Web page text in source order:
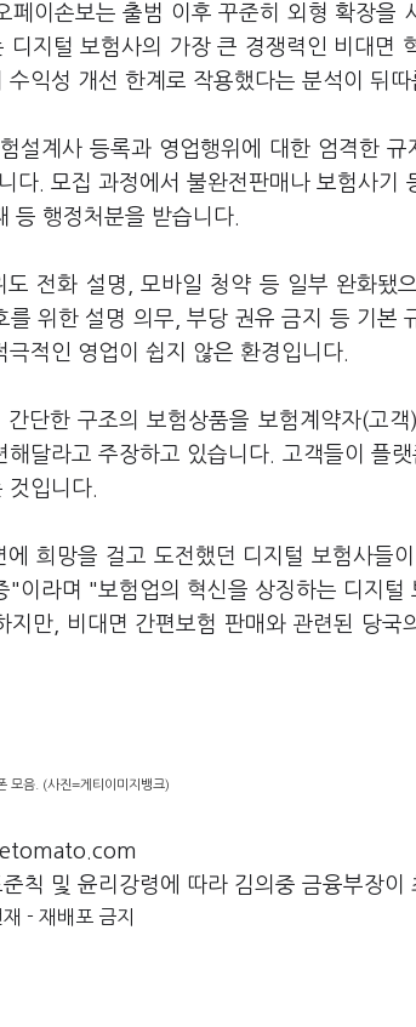
페이손보는 출범 이후 꾸준히 외형 확장을
디지털 보험사의 가장 큰 경쟁력인 비대면
익성 개선 한계로 작용했다는 분석이 뒤따
설계사 등록과 영업행위에 대한 엄격한
다. 모집 과정에서 불완전판매나 보험사기
등 행정처분을 받습니다.
도 전화 설명, 모바일 청약 등 일부 완화됐
를 위한 설명 의무, 부당 권유 금지 등 기본
적인 영업이 쉽지 않은 환경입니다.
간단한 구조의 보험상품을 보험계약자(고
해달라고 주장하고 있습니다. 고객들이 플
것입니다.
희망을 걸고 도전했던 디지털 보험사들
"이라며 "보험업의 혁신을 상징하는 디지
지만, 비대면 간편보험 판매와 관련된 당국
모음. (사진=게티이미지뱅크)
칙 및 윤리강령에 따라 김의중 금융부장이
- 재배포 금지